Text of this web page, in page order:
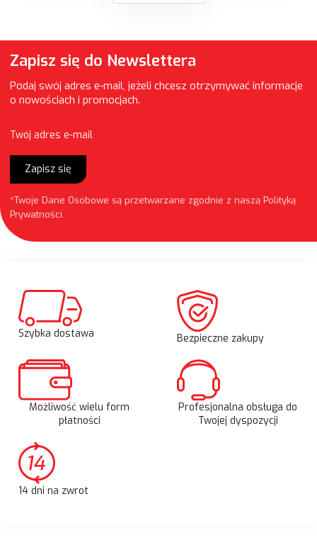
Zapisz się do Newslettera
Podaj swój adres e-mail, jeżeli chcesz otrzymywać informacje
o nowościach i promocjach.
Twój adres e-mail
Zapisz się
*Twoje Dane Osobowe są przetwarzane zgodnie z naszą Polityką
Prywatności.
Szybka dostawa Bezpieczne zakupy
Możliwość wielu form
płatności
Profesjonalna obsługa do
Twojej dyspozycji
14 dni na zwrot